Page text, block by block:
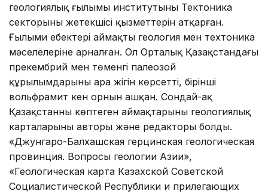
геологиялық ғылымы институтының Тектоника
секторының жетекшісі қызметтерін атқарған.
Ғылыми еңбектері аймақтың геология мен техтоника
мәселелеріне арналған. Ол Орталық Қазақстандағы
прекембрий мен төменгі палеозой
құрылымдарының ара жігін көрсетті, бірінші
вольфрамит кен орнын ашқан. Сондай-ақ
Қазақстанның көптеген аймақтарының геологиялық
карталарының авторы және редакторы болды.
«Джунгаро-Балхашская герцинская геологическая
провинция. Вопросы геологии Азии»,
«Геологическая карта Казахской Советской
Социалистической Республики и прилегающих